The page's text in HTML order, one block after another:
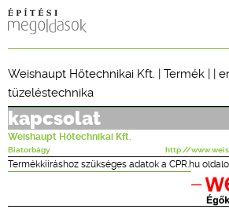
CPR
ÉPÍTÉSI JOG
ONLINE KÉPZÉSEK
Weishaupt Hőtechnikai Kft. | Termék | |
tüzeléstechnika
kapcsolat
Weishaupt Hőtechnikai Kft.
Biatorbágy http://
Termékkiíráshoz szükséges adatok a CPR.hu